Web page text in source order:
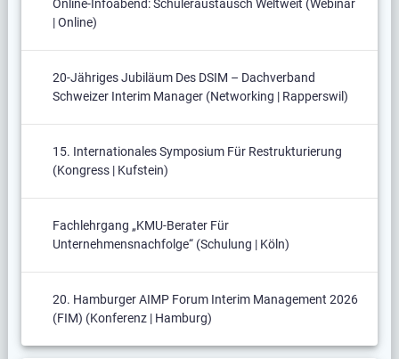
Online-Infoabend: Schüleraustausch Weltweit (Webinar
| Online)
20-Jähriges Jubiläum Des DSIM – Dachverband
Schweizer Interim Manager (Networking | Rapperswil)
15. Internationales Symposium Für Restrukturierung
(Kongress | Kufstein)
Fachlehrgang „KMU-Berater Für
Unternehmensnachfolge“ (Schulung | Köln)
20. Hamburger AIMP Forum Interim Management 2026
(FIM) (Konferenz | Hamburg)